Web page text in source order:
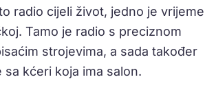
radio cijeli život, jedno je vrijeme
Tamo je radio s preciznom
strojevima, a sada također
sa kćeri koja ima salon.